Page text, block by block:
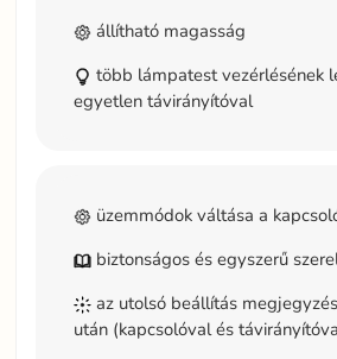
állítható magasság
több lámpatest vezérlésének
egyetlen távirányítóval
üzemmódok váltása a
biztonságos és egyszerű
az utolsó beállítás
után (kapcsolóval és